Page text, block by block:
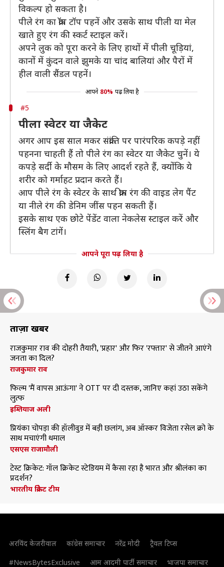
विकल्प हो सकता है।
पीले रंग का क्रॉप टॉप पहनें और उसके साथ पीली या मेल
खाते हुए रंग की स्कर्ट स्टाइल करें।
अपने लुक को पूरा करने के लिए हाथों में पीली चूड़ियां,
कानों में कुंदन वाले झुमके या चांद बालियां और पैरों में
हील वाली सैंडल पहनें।
आपने 80% पढ़ लिया है
#5
पीला स्वेटर या जैकेट
अगर आप इस साल मकर संक्रांति पर पारंपरिक कपड़े नहीं
पहनना चाहती हैं तो पीले रंग का स्वेटर या जैकेट चुनें। ये
कपड़े सर्दी के मौसम के लिए आदर्श रहते हैं, क्योंकि ये
शरीर को गर्माहट प्रदान करते हैं।
आप पीले रंग के स्वेटर के साथ क्रीम रंग की वाइड लेग पैंट
या नीले रंग की डेनिम जींस पहन सकती हैं।
इसके साथ एक छोटे पेंडेंट वाला नेकलेस स्टाइल करें और
स्लिंग बैग टांगें।
आपने पूरा पढ़ लिया है
ताज़ा खबरें
राजकुमार राव की दोहरी तैयारी, 'प्रहार' और फिर 'रफ्तार' से जीतने आएंगे
जनता का दिल?
राजकुमार राव
फिल्म 'मैं वापस आऊंगा' ने OTT पर दी दस्तक, जानिए कहां उठा सकेंगे
लुत्फ
इम्तियाज अली
प्रियंका चोपड़ा की हॉलीवुड में बड़ी छलांग, अब ऑस्कर विजेता रसेल क्रो के
साथ मचाएंगी धमाल
एसएस राजामौली
टेस्ट क्रिकेट: गॉल क्रिकेट स्टेडियम में कैसा रहा है भारत और श्रीलंका का
प्रदर्शन?
भारतीय क्रिकेट टीम
अरविंद केजरीवाल कांग्रेस समाचार नरेंद्र मोदी
ट्रैवल टिप्स
#NewsBytesExclusive
आम आदमी पार्टी समाचार भाजपा समाचार